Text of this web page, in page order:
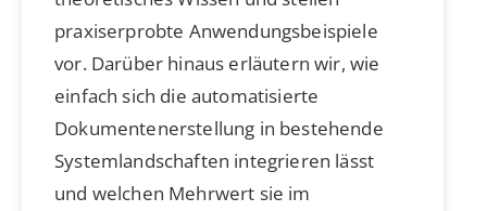
praxiserprobte Anwendungsbeispiele
vor. Darüber hinaus erläutern wir, wie
einfach sich die automatisierte
Dokumentenerstellung in bestehende
Systemlandschaften integrieren lässt
und welchen Mehrwert sie im